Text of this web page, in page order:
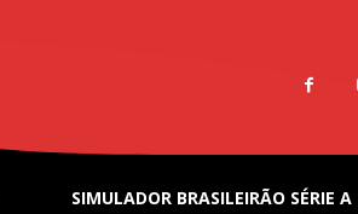
SIMULADOR BRASILEIRÃO SÉRIE A